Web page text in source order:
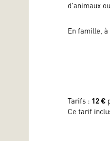
d’animaux
En famille,
Tarifs : 12 €
Ce tarif